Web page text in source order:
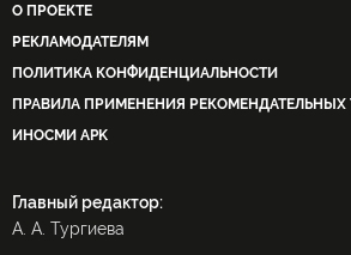
О ПРОЕКТЕ
РЕКЛАМОДАТЕЛЯМ
ПОЛИТИКА КОНФИДЕНЦИАЛЬНОСТИ
ПРАВИЛА ПРИМЕНЕНИЯ РЕКОМЕНДАТЕЛЬНЫХ
ИНОСМИ APK
Главный редактор:
А. А. Тургиева